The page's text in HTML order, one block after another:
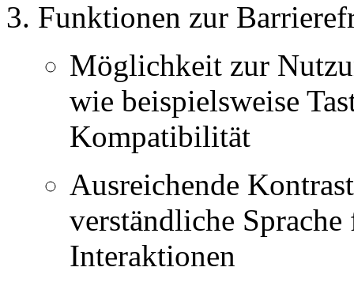
Funktionen zur
Möglichkeit zur
wie beispielsweise
Kompatibilität
Ausreichende
verständliche
Interaktionen